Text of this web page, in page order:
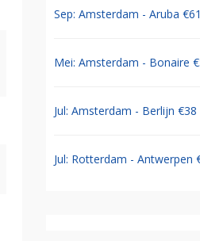
Sep: Amsterdam - Aruba
Mei: Amsterdam - Bonaire
Jul: Amsterdam - Berlijn €38
Jul: Rotterdam - Antwerpen